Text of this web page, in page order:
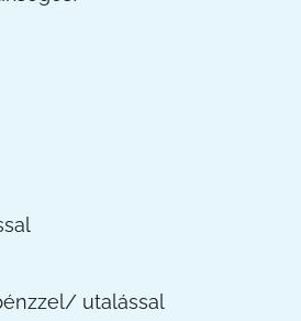
utalással